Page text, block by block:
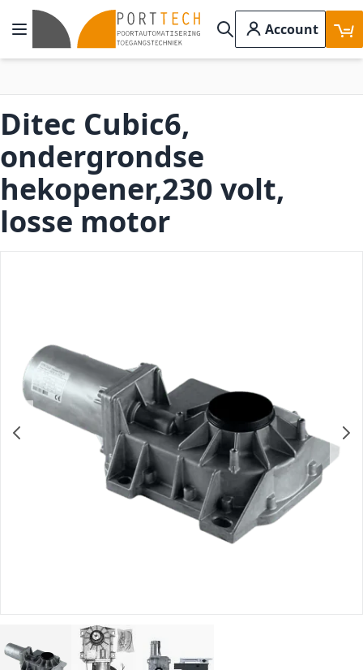
Ga naar de inhoud
Toggle Nav
Search
Account
Ditec Cubic6,
ondergrondse
hekopener,230 volt,
losse motor